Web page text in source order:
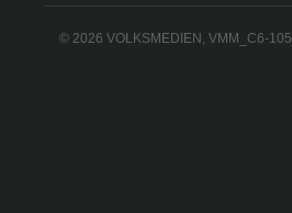
© 2026 VOLKSMEDIEN, VMM_C6-105